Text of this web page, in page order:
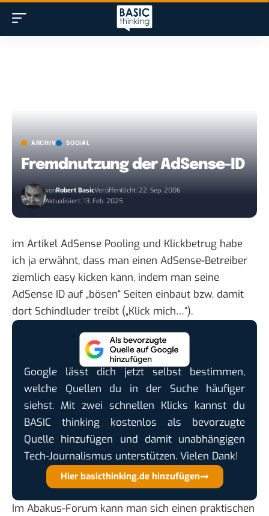
ARCHIV SOCIAL
Fremdnutzung der AdSense-ID
vonRobert BasicVeröffentlicht: 22. Sep. 2006
Aktualisiert: 13. Feb. 2025
im Artikel AdSense Pooling und Klickbetrug habe
ich ja erwähnt, dass man einen AdSense-Betreiber
ziemlich easy kicken kann, indem man seine
AdSense ID auf „bösen“ Seiten einbaut bzw. damit
dort Schindluder treibt („Klick mich…“).
Google lässt dich jetzt selbst bestimmen,
welche Quellen du in der Suche häufiger
siehst. Mit zwei schnellen Klicks kannst du
BASIC thinking kostenlos als bevorzugte
Quelle hinzufügen und damit unabhängigen
Tech-Journalismus unterstützen. Vielen Dank!
Hier basicthinking.de hinzufügen
Im Abakus-Forum kann man sich einen praktischen